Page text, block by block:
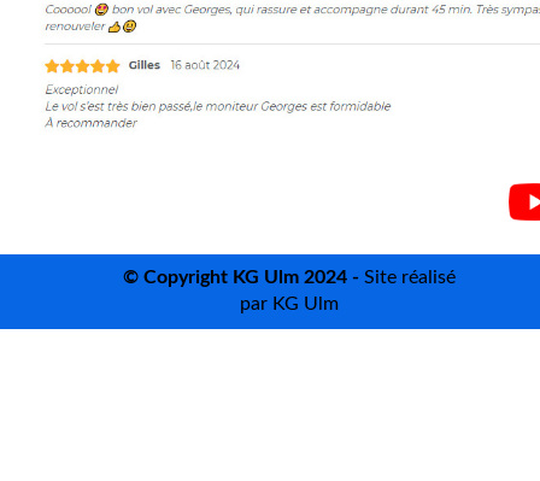
© Copyright KG Ulm 2024 - Site réalisé
par KG Ulm